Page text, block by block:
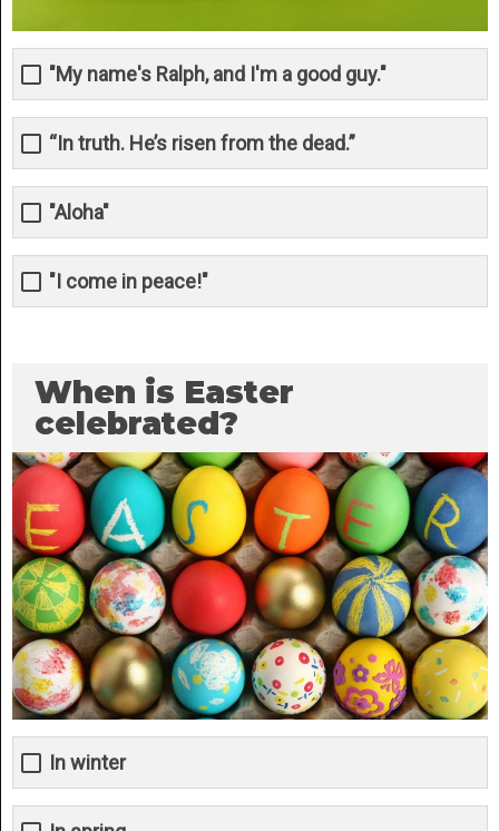
"My name's Ralph, and I'm a good guy."
“In truth. He’s risen from the dead.”
"Aloha"
"I come in peace!"
When is Easter
celebrated?
In winter